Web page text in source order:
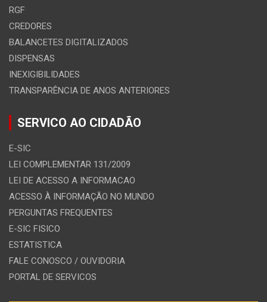
RGF
CREDORES
BALANCETES DIGITALIZADOS
DISPENSAS
INEXIGIBILIDADES
TRANSPARÊNCIA DE ANOS ANTERIORES
SERVICO AO CIDADÃO
E-SIC
LEI COMPLEMENTAR 131/2009
LEI DE ACESSO A INFORMACAO
ACESSO À INFORMAÇÃO NO MUNDO
PERGUNTAS FREQUENTES
E-SIC FISICO
ESTATISTICA
FALE CONOSCO / OUVIDORIA
PORTAL DE SERVICOS